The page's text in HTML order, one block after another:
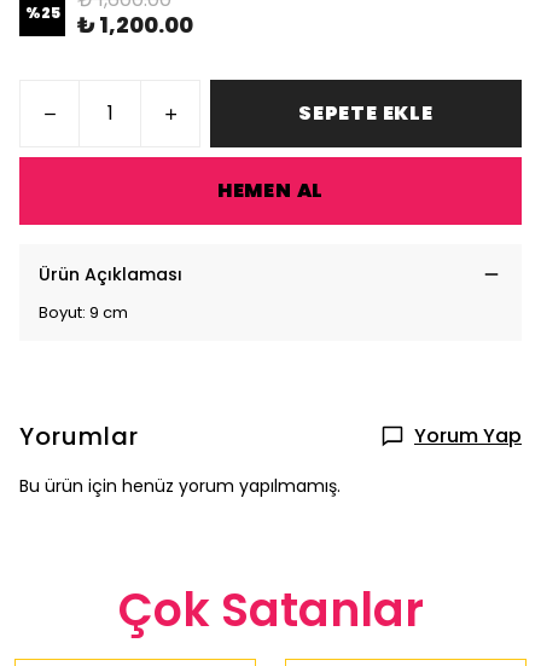
%25 ₺ 1,200.00
SEPETE EKLE
HEMEN AL
Ürün Açıklaması
Boyut: 9 cm
Yorumlar Yorum Yap
Bu ürün için henüz yorum yapılmamış.
Çok Satanlar